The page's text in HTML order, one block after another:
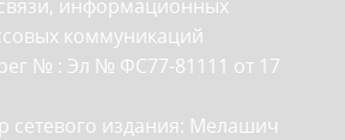
информационных
коммуникаций
№ : Эл № ФС77-81111 от 17
сетевого издания: Мелашич